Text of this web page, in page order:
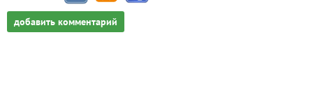
добавить комментарий